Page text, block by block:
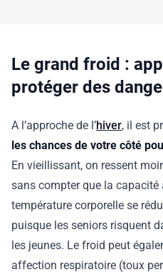
Le grand froid :
protéger des
A l’approche de l’hiver, il est
les chances de votre côté
En vieillissant, on ressent
sans compter que la capacité
température corporelle se
puisque les seniors risquent
les jeunes. Le froid peut
affection respiratoire (toux